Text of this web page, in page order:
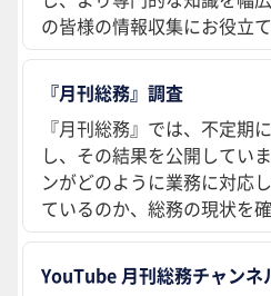
の皆様の情報収集にお役立て
『月刊総務』調査
『月刊総務』では、不定期
し、その結果を公開してい
ンがどのように業務に対応
ているのか、総務の現状を
YouTube 月刊総務チャンネ